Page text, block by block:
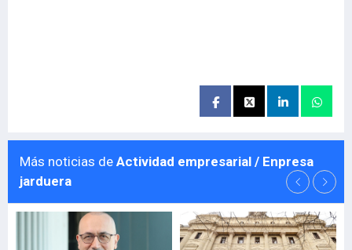
Más noticias de Actividad empresarial / Enpresa
jarduera